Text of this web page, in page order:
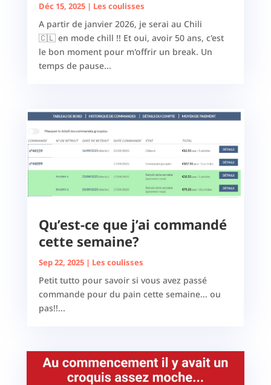
Déc 15, 2025| Les coulisses
A partir de janvier 2026, je serai au Chili
🇨🇱 en mode chill !! Et oui, avoir 50 ans, c'est
le bon moment pour m'offrir un break. Un
temps de pause...
Qu’est-ce que j’ai commandé
cette semaine?
Sep 22, 2025| Les coulisses
Petit tutto pour savoir si vous avez passé
commande pour du pain cette semaine... ou
pas!!...